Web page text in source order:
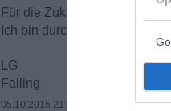
Für die Zukunft heißt es
Ich bin durch meine Ex-
LG
Falling
05.10.2015 21:54